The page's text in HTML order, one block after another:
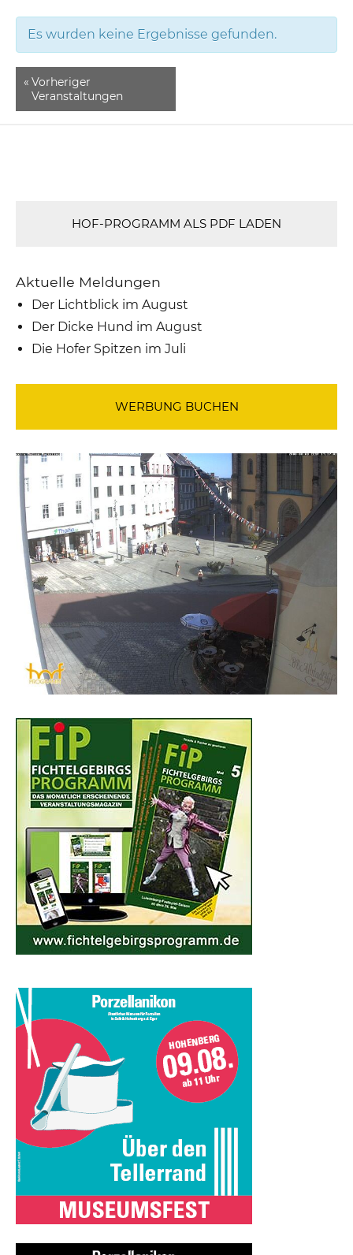
Es wurden keine Ergebnisse gefunden.
« Vorheriger
Veranstaltungen
HOF-PROGRAMM ALS PDF LADEN
Aktuelle Meldungen
Der Lichtblick im August
Der Dicke Hund im August
Die Hofer Spitzen im Juli
WERBUNG BUCHEN